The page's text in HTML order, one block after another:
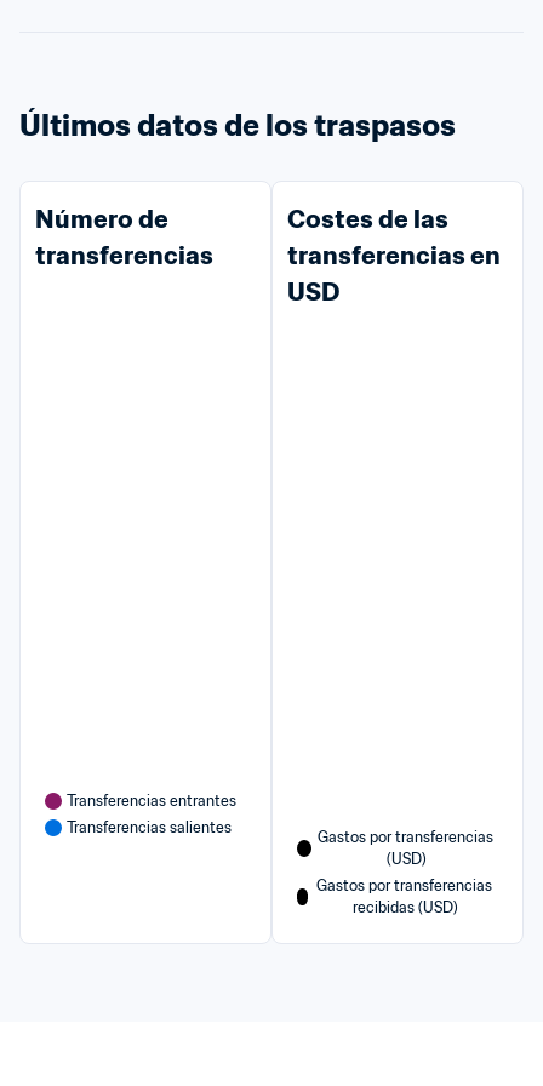
Últimos datos de los traspasos
Número de
transferencias
Transferencias entrantes
Transferencias salientes
Costes de las
transferencias en
USD
Gastos por transferencias
(USD)
Gastos por transferencias
recibidas (USD)